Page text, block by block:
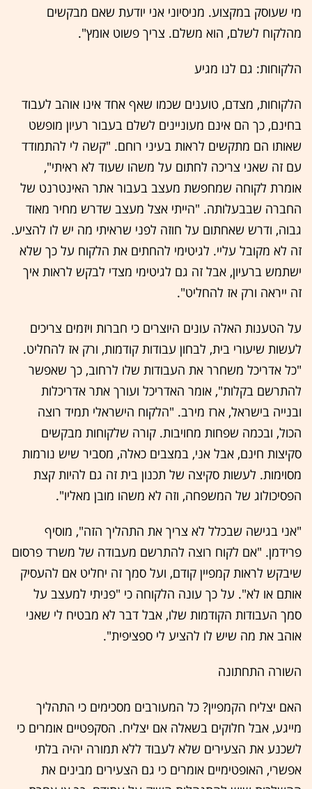
מי שעוסק במקצוע. מניסיוני אני יודעת שאם מבקשים
מהלקוח לשלם, הוא משלם. צריך פשוט אומץ".
הלקוחות: גם לנו מגיע
הלקוחות, מצדם, טוענים שכמו שאף אחד אינו אוהב לעבוד
בחינם, כך הם אינם מעוניינים לשלם בעבור רעיון מופשט
שאותו הם מתקשים לראות בעיני רוחם. "קשה לי להתמודד
עם זה שאני צריכה לחתום על משהו שעוד לא ראיתי",
אומרת לקוחה שמחפשת מעצב בעבור אתר האינטרנט של
החברה שבבעלותה. "הייתי אצל מעצב שדרש מחיר מאוד
גבוה, ודרש שאחתום על חוזה לפני שראיתי מה יש לו להציע.
זה לא מקובל עליי. לגיטימי להחתים את הלקוח על כך שלא
ישתמש ברעיון, אבל זה גם לגיטימי מצדי לבקש לראות איך
זה ייראה ורק אז להחליט".
על הטענות האלה עונים היוצרים כי חברות ויזמים צריכים
לעשות שיעורי בית, לבחון עבודות קודמות, ורק אז להחליט.
"כל אדריכל משחרר את העבודות שלו לרחוב, כך שאפשר
להתרשם בקלות", אומר האדריכל ועורך אתר אדריכלות
ובנייה בישראל, ארז מירב. "הלקוח הישראלי תמיד רוצה
הכול, ובכמה שפחות מחויבות. קורה שלקוחות מבקשים
סקיצות חינם, אבל אני, במצבים כאלה, מסביר שיש נורמות
מסוימות. לעשות סקיצה של תכנון בית זה גם להיות קצת
הפסיכולוג של המשפחה, וזה לא משהו מובן מאליו".
"אני בגישה שבכלל לא צריך את התהליך הזה", מוסיף
פרידמן. "אם לקוח רוצה להתרשם מעבודה של משרד פרסום
שיבקש לראות קמפיין קודם, ועל סמך זה יחליט אם להעסיק
אותם או לא". על כך עונה הלקוחה כי "פניתי למעצב על
סמך העבודות הקודמות שלו, אבל דבר לא מבטיח לי שאני
אוהב את מה שיש לו להציע לי ספציפית".
השורה התחתונה
האם יצליח הקמפיין? כל המעורבים מסכימים כי התהליך
מייגע, אבל חלוקים בשאלה אם יצליח. הסקפטיים אומרים כי
לשכנע את הצעירים שלא לעבוד ללא תמורה יהיה בלתי
אפשרי, האופטימיים אומרים כי גם הצעירים מבינים את